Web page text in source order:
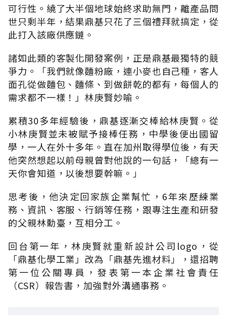
可行性。繞了大半個地球始終求助無門，離產品問
世只剩半年，結果鼎基只花了三個禮拜就搞定，從
此打入該廠供應鏈。
諸如此類的客製化開發案例，正是鼎基最獨特的競
爭力。「我們就像麵粉廠，連小麥也自己種，客人
面孔從做麵包、麵條、到做餅乾的都有，每個人的
需求都不一樣！」林庚賢妙喻。
累積30多年經驗後，鼎基逐漸交棒給林庚賢。從
小林庚賢並未被賦予接棒任務，中學後便出國留
學，一人在外十多年。直在加州取得學位後，有天
他突然想起以前母親曾對他說的一句話，「總有一
天你會知道，以後想要幹嘛。」
思考後，他決定回家族企業幫忙，6年來歷練業
務、資訊、客服、行銷等任務，跟專注生產和研發
的父親林勳臺，互相分工。
回台第一年，林庚賢就重新設計公司logo，從
「鼎基化學工業」改為「鼎基先進材料」，還招聘
第一位公關專員，發表第一本企業社會責任
（CSR）報告書，加強對外溝通事務。